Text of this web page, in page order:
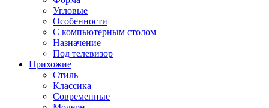
Угловые
Особенности
С компьютерным столом
Назначение
Под телевизор
Прихожие
Стиль
Классика
Современные